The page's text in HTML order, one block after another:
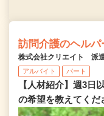
訪問介護のヘルパ
株式会社クリエイト 派
アルバイト パート
【人材紹介】週3日
の希望を教えてくだ